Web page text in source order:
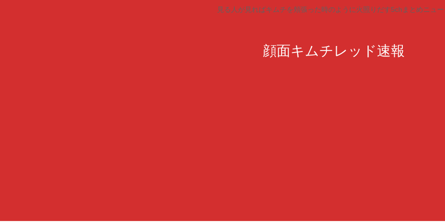
見る人が見ればキムチを頬張った時のように火照りだす5chまとめニュ
顔面キムチレッド速報